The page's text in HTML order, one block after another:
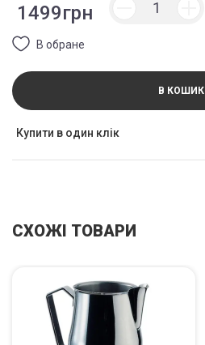
1499грн
В обране
В КОШИК
Купити в один клік
СХОЖІ ТОВАРИ